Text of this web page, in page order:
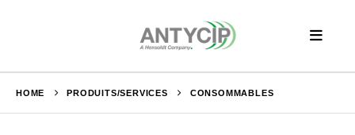
HOME PRODUITS/SERVICES CONSOMMABLES